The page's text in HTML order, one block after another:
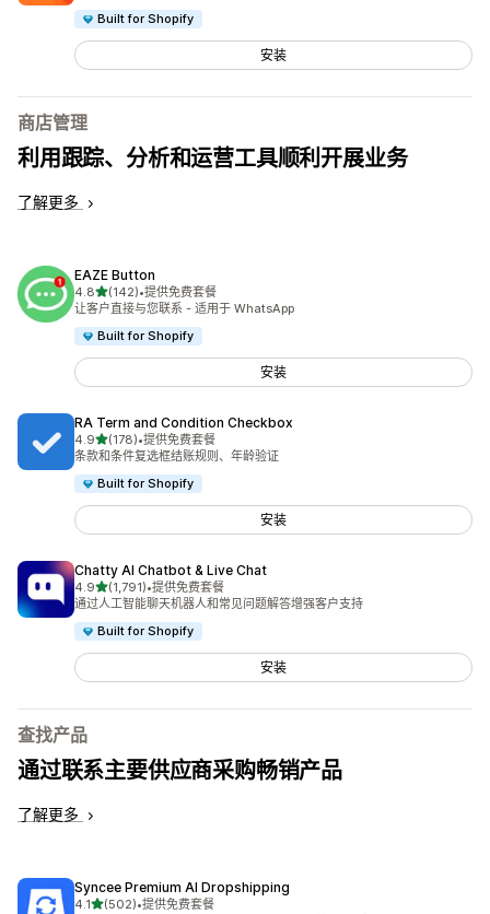
Built for Shopify
安装
商店管理
利用跟踪、分析和运营工具顺利开展业务
了解更多
EAZE Button
4.8星（满分 5 星）
(142)
总共 142 条评论
•提供免费套餐
让客户直接与您联系 - 适用于 WhatsApp
Built for Shopify
安装
RA Term and Condition Checkbox
4.9星（满分 5 星）
(178)
总共 178 条评论
•提供免费套餐
条款和条件复选框结账规则、年龄验证
Built for Shopify
安装
Chatty AI Chatbot & Live Chat
4.9星（满分 5 星）
(1,791)
总共 1791 条评论
•提供免费套餐
通过人工智能聊天机器人和常见问题解答增强客户支持
Built for Shopify
安装
查找产品
通过联系主要供应商采购畅销产品
了解更多
Syncee Premium AI Dropshipping
4.1星（满分 5 星）
(502)
总共 502 条评论
•提供免费套餐